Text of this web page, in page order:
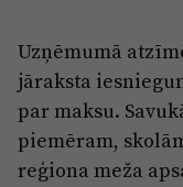
Uzņēmumā
jāraksta
par maksu.
piemēram,
reģiona meža